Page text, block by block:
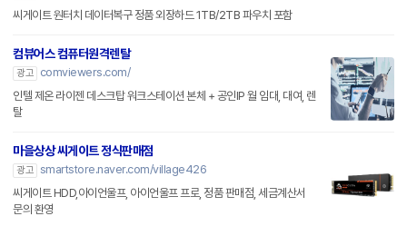
씨게이트 원터치 데이터복구 정품 외장하드 1TB/2TB 파우치 포함
컴뷰어스 컴퓨터원격렌탈
광고
comviewers.com/
인텔 제온 라이젠 데스크탑 워크스테이션 본체 + 공인IP 월 임대, 대여, 렌
탈
마을상상 씨게이트 정식판매점
광고 smartstore.naver.com/village426
씨게이트 HDD,아이언울프, 아이언울프 프로, 정품 판매점, 세금계산서
문의 환영